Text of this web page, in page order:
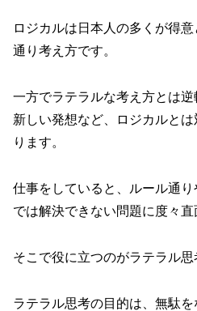
ロジカルは日本人の多くが得
通り考え方です。
一方でラテラルな考え方とは
新しい発想など、ロジカルと
ります。
仕事をしていると、ルール通
では解決できない問題に度々直
そこで役に立つのがラテラル思
ラテラル思考の目的は、無駄